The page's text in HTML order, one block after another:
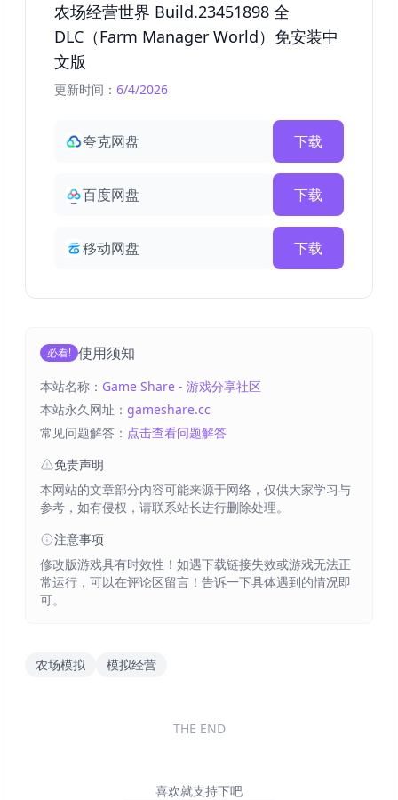
农场经营世界 Build.23451898 全
DLC（Farm Manager World）免安装中
文版
更新时间： 6/4/2026
夸克网盘 下载
百度网盘 下载
移动网盘 下载
必看! 使用须知
本站名称： Game Share - 游戏分享社区
本站永久网址： gameshare.cc
常见问题解答： 点击查看问题解答
免责声明
本网站的文章部分内容可能来源于网络，仅供大家学习与
参考，如有侵权，请联系站长进行删除处理。
注意事项
修改版游戏具有时效性！如遇下载链接失效或游戏无法正
常运行，可以在评论区留言！告诉一下具体遇到的情况即
可。
农场模拟 模拟经营
THE END
喜欢就支持下吧